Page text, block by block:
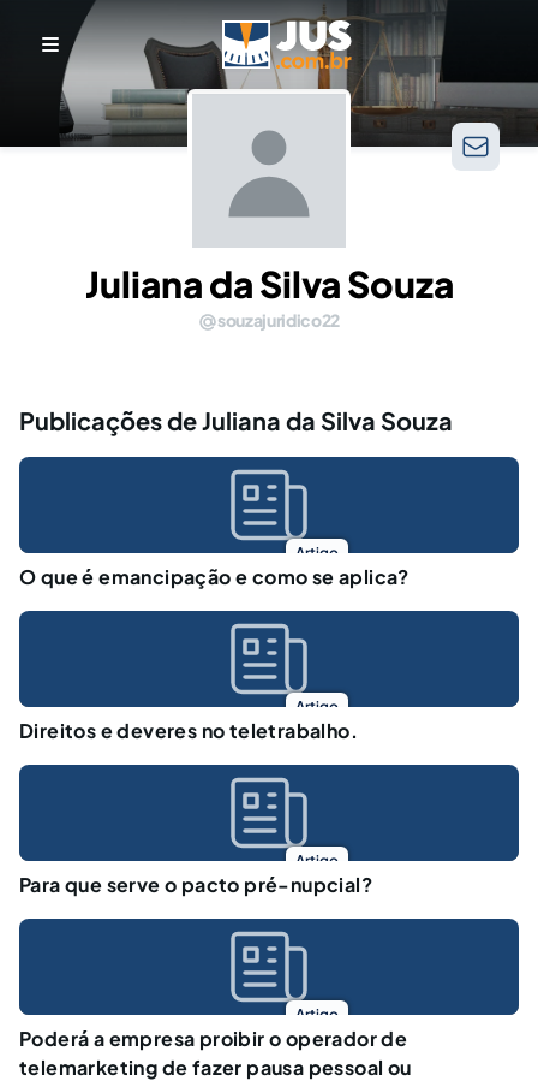
Juliana da Silva Souza
souzajuridico22
Publicações de Juliana da Silva Souza
Artigo
O que é emancipação e como se aplica?
Artigo
Direitos e deveres no teletrabalho.
Artigo
Para que serve o pacto pré-nupcial?
Artigo
Poderá a empresa proibir o operador de
telemarketing de fazer pausa pessoal ou